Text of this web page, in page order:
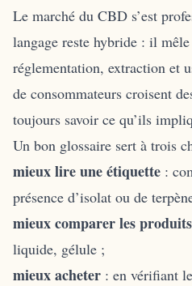
Le marché du CBD s’est
langage reste hybride : il
réglementation, extraction et
de consommateurs croisent
toujours savoir ce qu’ils
Un bon glossaire sert à trois
mieux lire une étiquette :
présence d’isolat ou de
mieux comparer les produits
liquide, gélule ;
mieux acheter : en vérifiant